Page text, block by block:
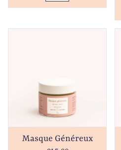
Masque Généreux